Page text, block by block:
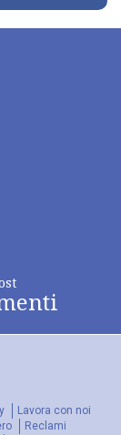
Lavora con noi
Reclami